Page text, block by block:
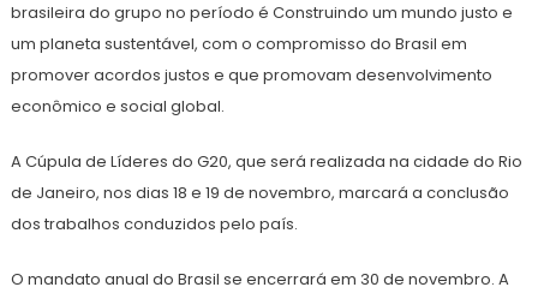
brasileira do grupo no período é Construindo um mundo justo e
um planeta sustentável, com o compromisso do Brasil em
promover acordos justos e que promovam desenvolvimento
econômico e social global.
A Cúpula de Líderes do G20, que será realizada na cidade do Rio
de Janeiro, nos dias 18 e 19 de novembro, marcará a conclusão
dos trabalhos conduzidos pelo país.
O mandato anual do Brasil se encerrará em 30 de novembro. A